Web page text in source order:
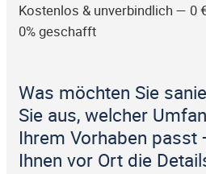
Kostenlos & unverbindlich — 0
0% geschafft
Was möchten Sie
Sie aus, welcher
Ihrem Vorhaben
Ihnen vor Ort die